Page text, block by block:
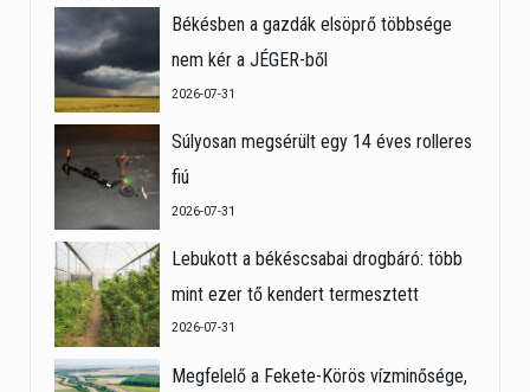
Békésben a gazdák elsöprő többsége
nem kér a JÉGER-ből
2026-07-31
Súlyosan megsérült egy 14 éves rolleres
fiú
2026-07-31
Lebukott a békéscsabai drogbáró: több
mint ezer tő kendert termesztett
2026-07-31
Megfelelő a Fekete-Körös vízminősége,